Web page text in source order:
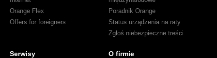
Orange Flex
Offers for foreigners
Poradnik Orange
Status urządzenia na raty
Zgłoś niebezpieczne treści
Serwisy O firmie